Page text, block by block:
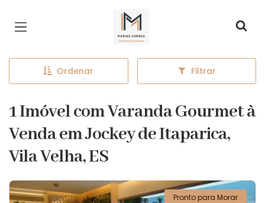
Página inicial
Ordenar Filtrar
1 Imóvel com Varanda Gourmet à
Venda em Jockey de Itaparica,
Vila Velha, ES
Pronto para Morar